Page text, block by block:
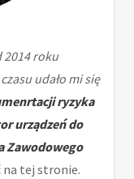
roku
udało mi się
ryzyka
urządzeń do
Zawodowego
na tej stronie.